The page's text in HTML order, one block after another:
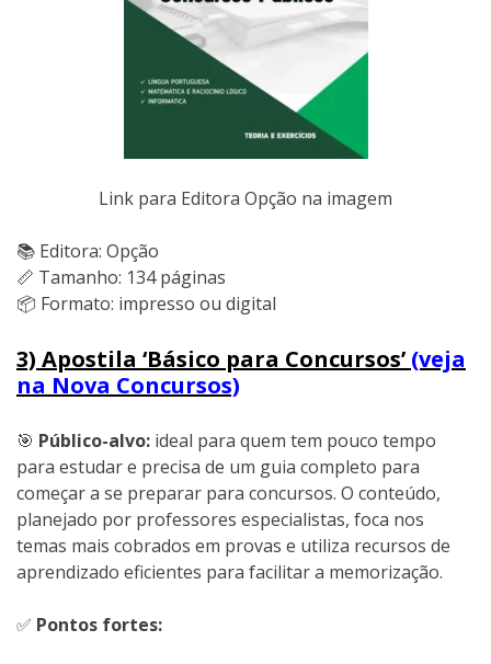
Link para Editora Opção na imagem
📚 Editora: Opção
📏 Tamanho: 134 páginas
📦 Formato: impresso ou digital
3) Apostila ‘Básico para Concursos’ (veja
na Nova Concursos)
🎯 Público-alvo: ideal para quem tem pouco tempo
para estudar e precisa de um guia completo para
começar a se preparar para concursos. O conteúdo,
planejado por professores especialistas, foca nos
temas mais cobrados em provas e utiliza recursos de
aprendizado eficientes para facilitar a memorização.
✅ Pontos fortes: